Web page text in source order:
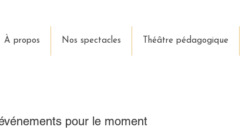
À propos Nos spectacles Théâtre pédagogique
pour le moment